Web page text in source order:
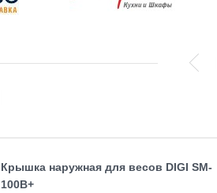
Крышка наружная для весов DIGI SM-
100B+